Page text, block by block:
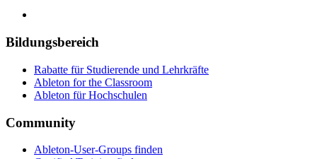
Bildungsbereich
Rabatte für Studierende und Lehrkräfte
Ableton for the Classroom
Ableton für Hochschulen
Community
Ableton-User-Groups finden